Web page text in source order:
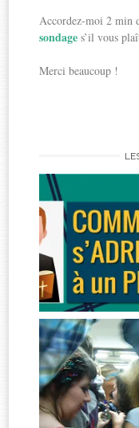
Accordez-moi 2 min
sondages’il vous
Merci beaucoup !